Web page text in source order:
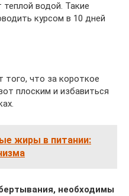
водой. Такие
курсом в 10 дней
того, что за короткое
плоским и избавиться
жиры в питании:
необходимы